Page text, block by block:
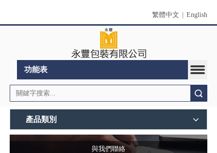
繁體中文 English
功能表
產品類別
與我們聯絡